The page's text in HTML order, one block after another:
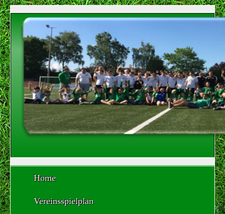
Home
Vereinsspielplan